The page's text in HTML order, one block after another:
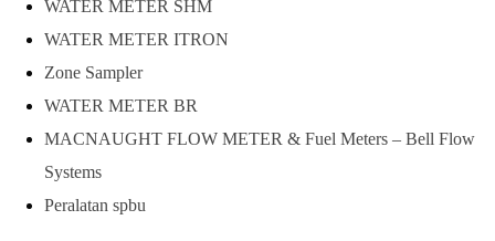
WATER METER SHM
WATER METER ITRON
Zone Sampler
WATER METER BR
MACNAUGHT FLOW METER & Fuel Meters – Bell Flow
Systems
Peralatan spbu